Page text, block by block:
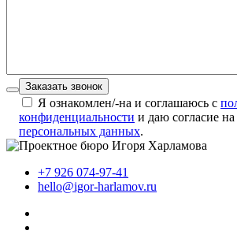
Заказать звонок
Я ознакомлен/-на и соглашаюсь с
конфиденциальности и даю согласие на
персональных данных.
+7 926 074-97-41
hello@igor-harlamov.ru